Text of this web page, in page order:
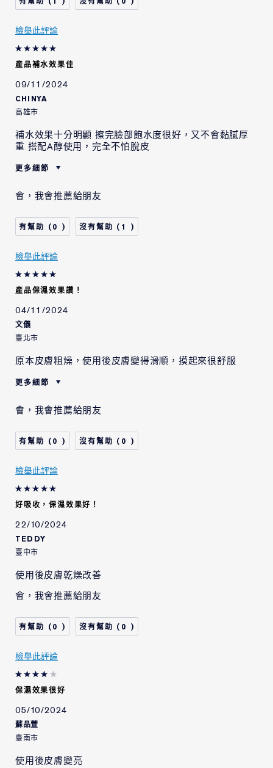
檢舉此評論
產品補水效果佳
09/11/2024
CHINYA
高雄市
補水效果十分明顯 擦完臉部飽水度很好，又不會黏膩厚
重 搭配A醇使用，完全不怕脫皮
更多細節
肌膚問題
抗皺
會，我會推薦給朋友
0 1
檢舉此評論
產品保濕效果讚！
04/11/2024
文儀
臺北市
原本皮膚粗燥，使用後皮膚變得滑順，摸起來很舒服
更多細節
肌膚問題
肌膚防護
會，我會推薦給朋友
0 0
檢舉此評論
好吸收，保濕效果好！
22/10/2024
TEDDY
臺中市
使用後皮膚乾燥改善
會，我會推薦給朋友
0 0
檢舉此評論
保濕效果很好
05/10/2024
蘇品萱
臺南市
使用後皮膚變亮